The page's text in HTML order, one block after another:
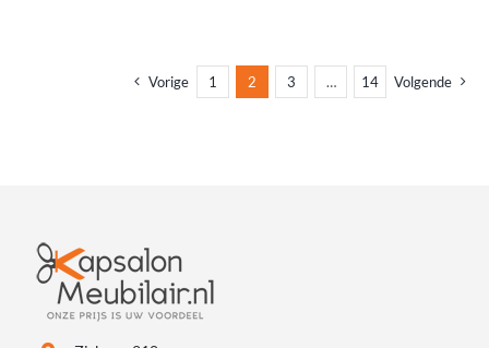
Vorige 1 2 3 … 14 Volgende